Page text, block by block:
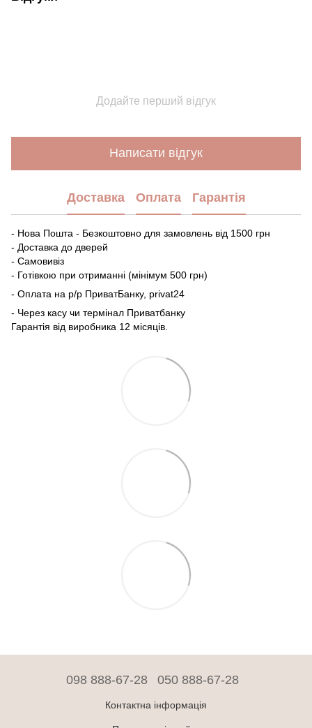
Додайте перший відгук
Написати відгук
Доставка Оплата Гарантія
- Нова Пошта - Безкоштовно для замовлень від 1500 грн
- Доставка до дверей
- Самовивіз
- Готівкою при отриманні (мінімум 500 грн)
- Оплата на р/р ПриватБанку, privat24
- Через касу чи термінал Приватбанку
Гарантія від виробника 12 місяців.
098 888-67-28 050 888-67-28
Контактна інформація